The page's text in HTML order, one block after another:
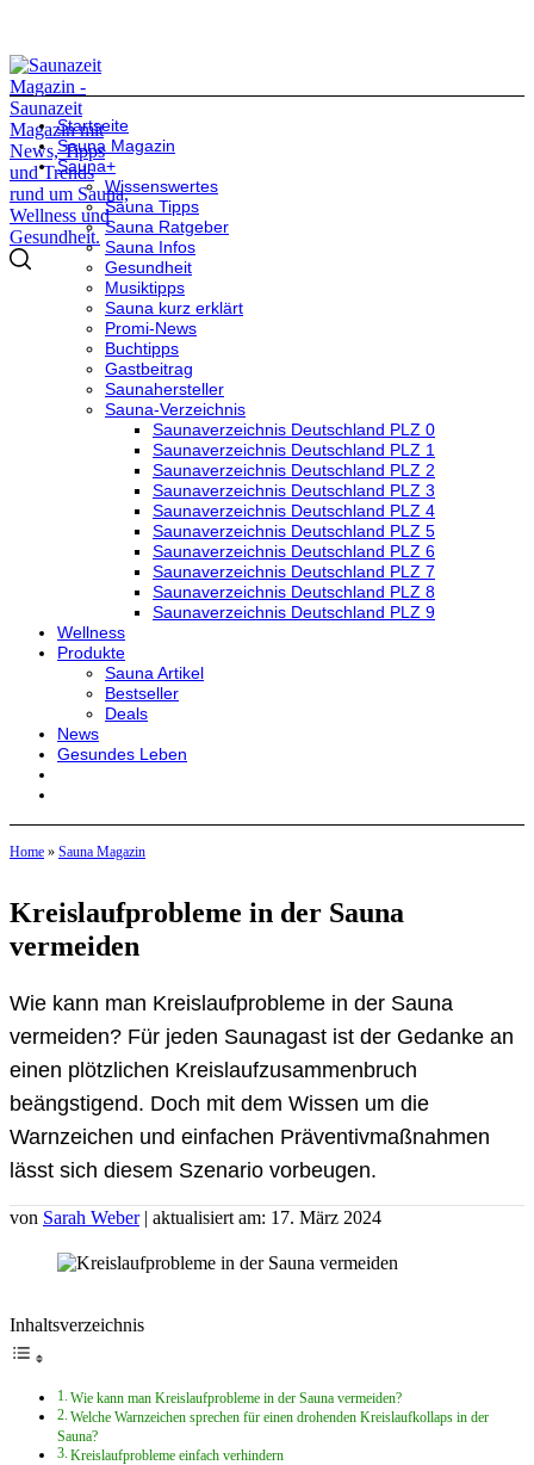
Startseite
Sauna Magazin
Sauna+
Wissenswertes
Sauna Tipps
Sauna Ratgeber
Sauna Infos
Gesundheit
Musiktipps
Sauna kurz erklärt
Promi-News
Buchtipps
Gastbeitrag
Saunahersteller
Sauna-Verzeichnis
Saunaverzeichnis Deutschland PLZ 0
Saunaverzeichnis Deutschland PLZ 1
Saunaverzeichnis Deutschland PLZ 2
Saunaverzeichnis Deutschland PLZ 3
Saunaverzeichnis Deutschland PLZ 4
Saunaverzeichnis Deutschland PLZ 5
Saunaverzeichnis Deutschland PLZ 6
Saunaverzeichnis Deutschland PLZ 7
Saunaverzeichnis Deutschland PLZ 8
Saunaverzeichnis Deutschland PLZ 9
Wellness
Produkte
Sauna Artikel
Bestseller
Deals
News
Gesundes Leben
Home » Sauna Magazin
Kreislaufprobleme in der Sauna
vermeiden
Wie kann man Kreislaufprobleme in der Sauna
vermeiden? Für jeden Saunagast ist der Gedanke an
einen plötzlichen Kreislaufzusammenbruch
beängstigend. Doch mit dem Wissen um die
Warnzeichen und einfachen Präventivmaßnahmen
lässt sich diesem Szenario vorbeugen.
von Sarah Weber | aktualisiert am: 17. März 2024
Inhaltsverzeichnis
Wie kann man Kreislaufprobleme in der Sauna vermeiden?
Welche Warnzeichen sprechen für einen drohenden Kreislaufkollaps in der
Sauna?
Kreislaufprobleme einfach verhindern